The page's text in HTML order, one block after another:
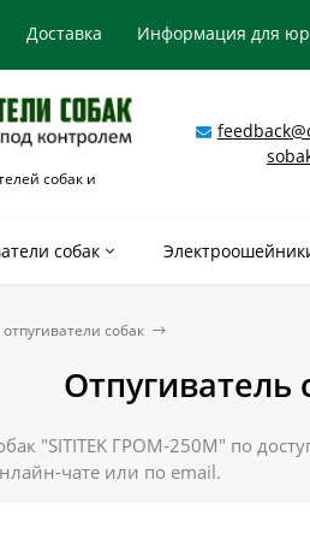
Доставка Информация для
собак и
собак
собак
Отпугиватель
"SITITEK ГРОМ-250М" по
чате или по email.